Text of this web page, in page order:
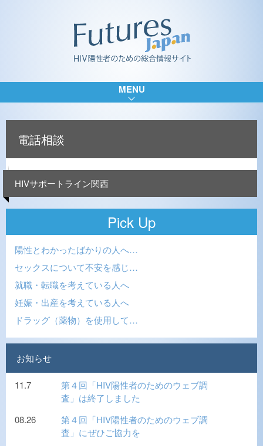
MENU
電話相談
HIVサポートライン関西
Pick Up
陽性とわかったばかりの人へ…
セックスについて不安を感じ…
就職・転職を考えている人へ
妊娠・出産を考えている人へ
ドラッグ（薬物）を使用して…
お知らせ
11.7
第４回「HIV陽性者のためのウェブ調
査」は終了しました
08.26
第４回「HIV陽性者のためのウェブ調
査」にぜひご協力を